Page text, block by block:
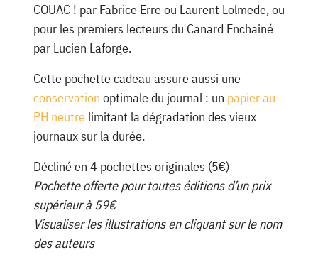
COUAC ! par Fabrice Erre ou Laurent Lolmede, ou
pour les premiers lecteurs du Canard Enchainé
par Lucien Laforge.
Cette pochette cadeau assure aussi une
conservation optimale du journal : un papier au
PH neutrelimitant la dégradation des vieux
journaux sur la durée.
Décliné en 4 pochettes originales (5€)
Pochette offerte pour toutes éditions d’un prix
supérieur à 59€
Visualiser les illustrations en cliquant sur le nom
des auteurs